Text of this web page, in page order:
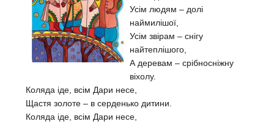
Усім людям – долі
наймилішої,
Усім звірам – снігу
найтеплішого,
А деревам – срібносніжну
віхолу.
Коляда іде, всім Дари несе,
Щастя золоте – в серденько дитини.
Коляда іде, всім Дари несе,